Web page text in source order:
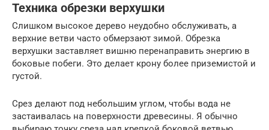
Техника обрезки верхушки
Слишком высокое дерево неудобно обслуживать, а
верхние ветви часто обмерзают зимой. Обрезка
верхушки заставляет вишню перенаправить энергию в
боковые побеги. Это делает крону более приземистой и
густой.
Срез делают под небольшим углом, чтобы вода не
застаивалась на поверхности древесины. Я обычно